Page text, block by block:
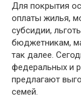
Для покрытия
оплаты жилья,
субсидии,
бюджетникам,
так далее.
федеральных и
предлагают
семей.